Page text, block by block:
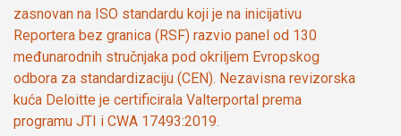
zasnovan na ISO standardu koji je na inicijativu
Reportera bez granica (RSF) razvio panel od 130
međunarodnih stručnjaka pod okriljem Evropskog
odbora za standardizaciju (CEN). Nezavisna revizorska
kuća Deloitte je certificirala Valterportal prema
programu JTI i CWA 17493:2019.